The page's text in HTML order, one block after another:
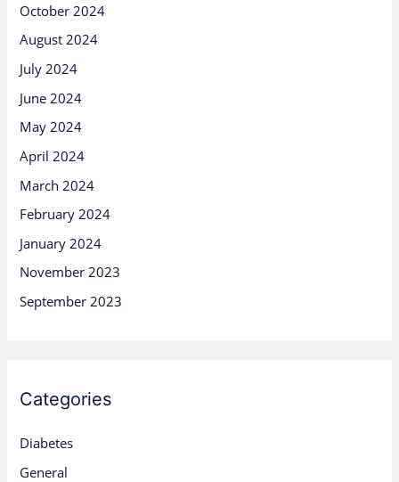
October 2024
August 2024
July 2024
June 2024
May 2024
April 2024
March 2024
February 2024
January 2024
November 2023
September 2023
Categories
Diabetes
General